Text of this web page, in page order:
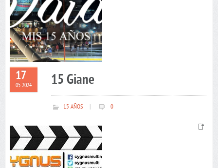
17
05 2024 15 Giane
15 AÑOS 0